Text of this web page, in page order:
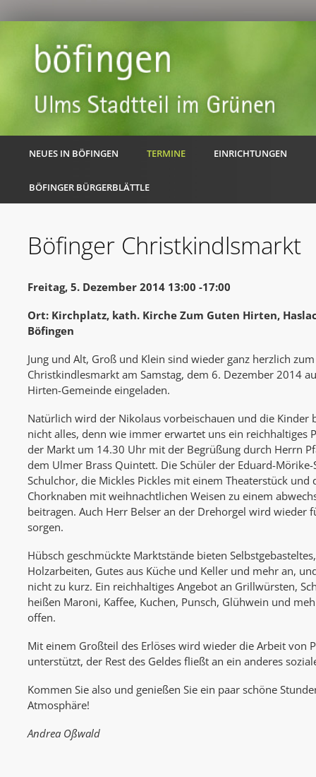
NEUES IN BÖFINGEN TERMINE EINRICHTUNGEN
BÖFINGER BÜRGERBLÄTTLE
Böfinger Christkindlsmarkt
Freitag, 5. Dezember 2014 13:00 -17:00
Ort: Kirchplatz, kath. Kirche Zum Guten Hirten,
Böfingen
Jung und Alt, Groß und Klein sind wieder ganz herzlich
Christkindlesmarkt am Samstag, dem 6. Dezember 2014
Hirten-Gemeinde eingeladen.
Natürlich wird der Nikolaus vorbeischauen und die Kinder
nicht alles, denn wie immer erwartet uns ein reichhaltiges
der Markt um 14.30 Uhr mit der Begrüßung durch Herrn
dem Ulmer Brass Quintett. Die Schüler der Eduard-
Schulchor, die Mickles Pickles mit einem Theaterstück und
Chorknaben mit weihnachtlichen Weisen zu einem
beitragen. Auch Herr Belser an der Drehorgel wird wieder
sorgen.
Hübsch geschmückte Marktstände bieten
Holzarbeiten, Gutes aus Küche und Keller und mehr an,
nicht zu kurz. Ein reichhaltiges Angebot an Grillwürsten,
heißen Maroni, Kaffee, Kuchen, Punsch, Glühwein und
offen.
Mit einem Großteil des Erlöses wird wieder die Arbeit von
unterstützt, der Rest des Geldes fließt an ein anderes
Kommen Sie also und genießen Sie ein paar schöne
Atmosphäre!
Andrea Oßwald